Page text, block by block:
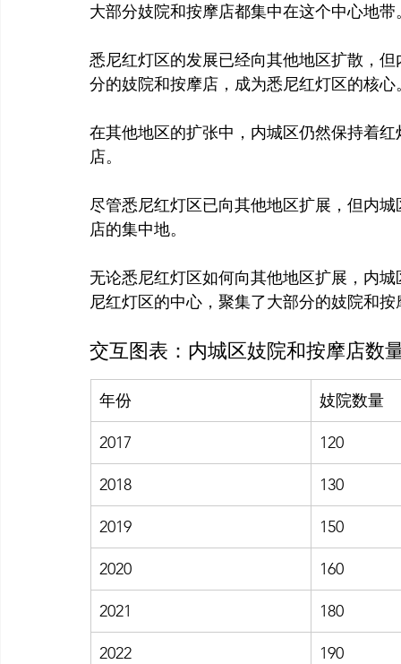
大部分妓院和按摩店都集中在这个中心地带
悉尼红灯区的发展已经向其他地区扩散，
分的妓院和按摩店，成为悉尼红灯区的核心
在其他地区的扩张中，内城区仍然保持着
尽管悉尼红灯区已向其他地区扩展，但内
店的集中地。
无论悉尼红灯区如何向其他地区扩展，内
交互图表：内城区妓院和按摩店数
年份 妓院数量
2017 120
2018 130
2019 150
2020 160
2021 180
2022 190